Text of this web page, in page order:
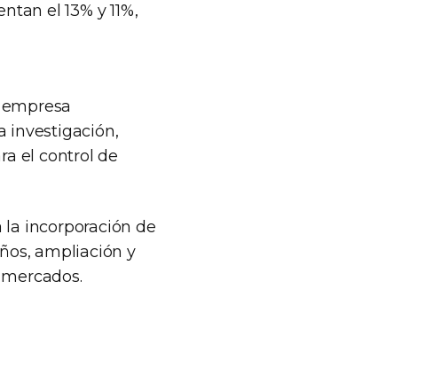
el 13% y 11%,
investigación,
el control de
incorporación de
ampliación y